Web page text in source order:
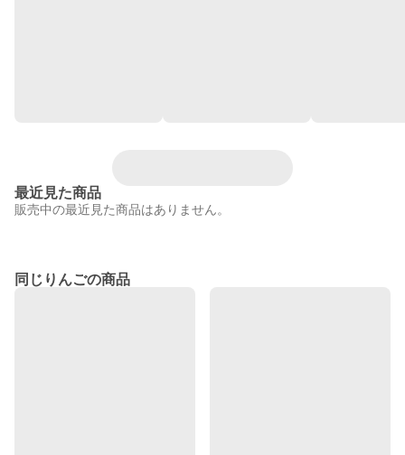
最近見た商品
販売中の最近見た商品はありません。
同じりんごの商品